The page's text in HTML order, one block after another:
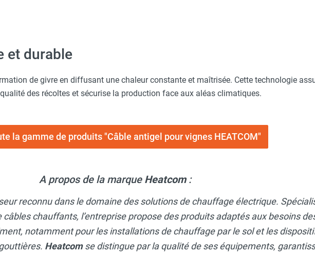
et durable
de givre en diffusant une chaleur constante et maîtrisée. Cette technologie
des récoltes et sécurise la production face aux aléas climatiques.
la gamme de produits "Câble antigel pour vignes HEATCOM"
A propos de la marque Heatcom:
reconnu dans le domaine des solutions de chauffage électrique.
chauffants, l’entreprise propose des produits adaptés aux besoins
notamment pour les installations de chauffage par le sol et les
Heatcomse distingue par la qualité de ses équipements,